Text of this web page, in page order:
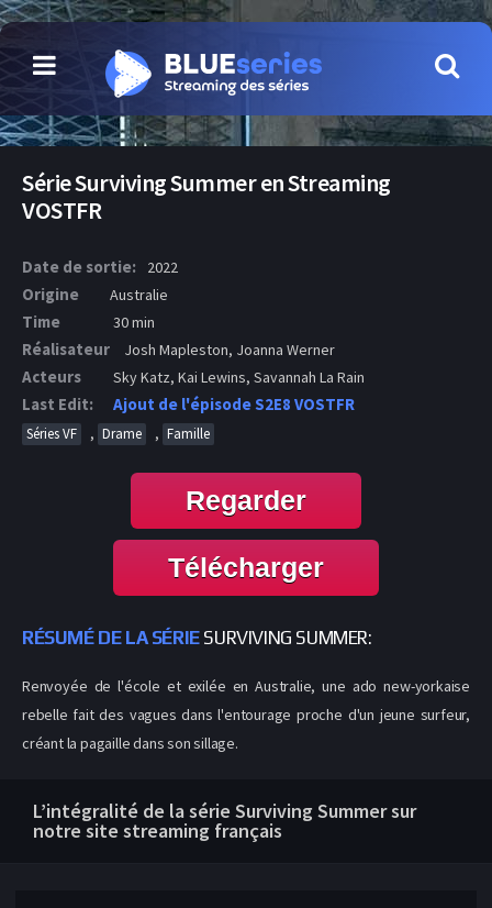
Série Surviving Summer en Streaming
VOSTFR
Date de sortie: 2022
Origine Australie
Time 30 min
Réalisateur Josh Mapleston, Joanna Werner
Acteurs Sky Katz, Kai Lewins, Savannah La Rain
Last Edit: Ajout de l'épisode S2E8 VOSTFR
Séries VF , Drame , Famille
Regarder
Télécharger
RÉSUMÉ DE LA SÉRIESURVIVING SUMMER:
Renvoyée de l'école et exilée en Australie, une ado new-yorkaise
rebelle fait des vagues dans l'entourage proche d'un jeune surfeur,
créant la pagaille dans son sillage.
L’intégralité de la série Surviving Summer sur
notre site streaming français